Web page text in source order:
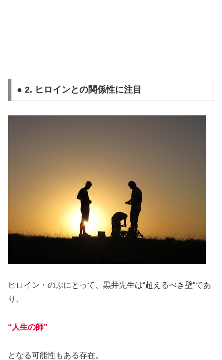
● 2. ヒロインとの関係性に注目
ヒロイン・のぶにとって、黒井先生は“超えるべき壁”であ
り、
“人生の師”
となる可能性もある存在。